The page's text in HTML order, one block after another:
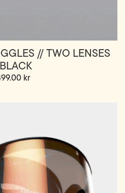
// TWO LENSES
kr